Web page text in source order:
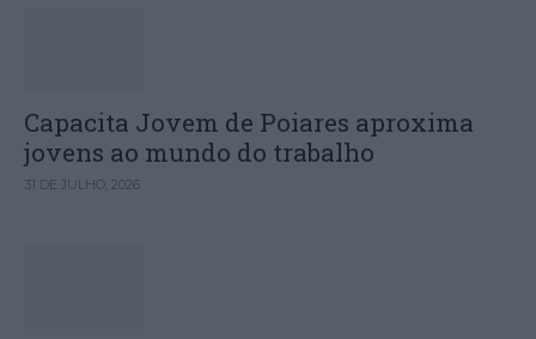
Capacita Jovem de Poiares aproxima
jovens ao mundo do trabalho
31 DE JULHO, 2026